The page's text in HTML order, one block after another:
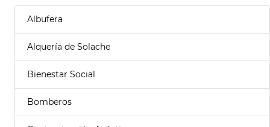
Albufera
Alquería de Solache
Bienestar Social
Bomberos